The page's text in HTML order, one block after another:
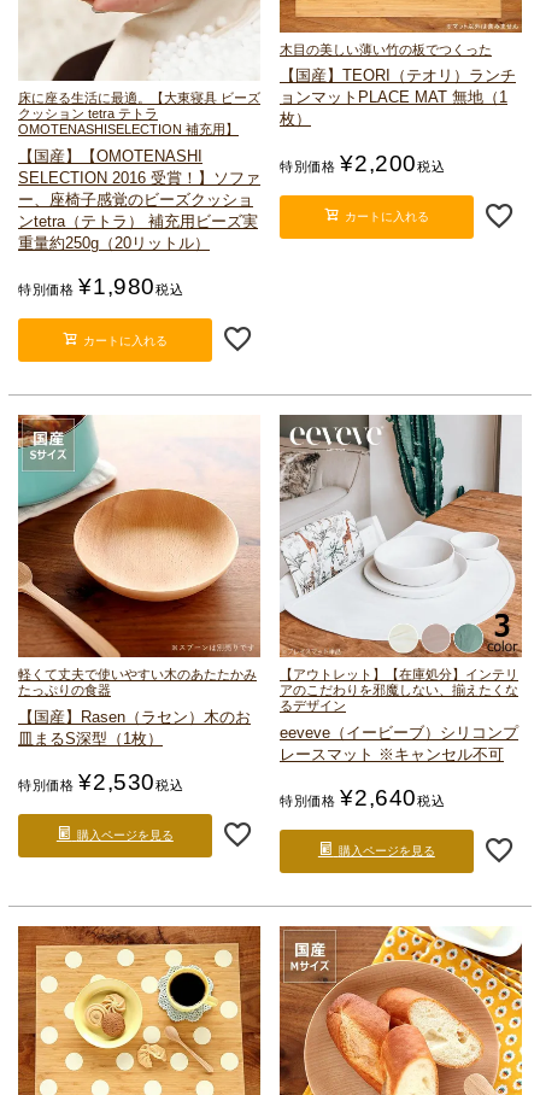
床に座る生活に最適。
【大東寝具 ビーズ
クッション tetra テトラ
OMOTENASHISELECTION 補充用】
【国産】【OMOTENASHI
SELECTION 2016 受賞！】
ソファ
ー、座椅子感覚のビーズクッショ
ンtetra（テトラ） 補充用ビーズ実
重量約250g（20リットル）
特別価格 ¥1,980税込
カートに入れる
木目の美しい薄い竹の板でつくった
【国産】TEORI（テオリ） ランチ
ョンマット PLACE MAT 無地（1
枚）
特別価格 ¥2,200税込
カートに入れる
軽くて丈夫で使いやすい木のあたたかみ
たっぷりの食器
【国産】Rasen（ラセン） 木のお
皿 まるS深型（1枚）
特別価格 ¥2,530税込
購入ページを見る
【アウトレット】【在庫処分】インテリ
アのこだわりを邪魔しない、揃えたくな
るデザイン
eeveve（イービーブ） シリコンプ
レースマット ※キャンセル不可
特別価格 ¥2,640税込
購入ページを見る